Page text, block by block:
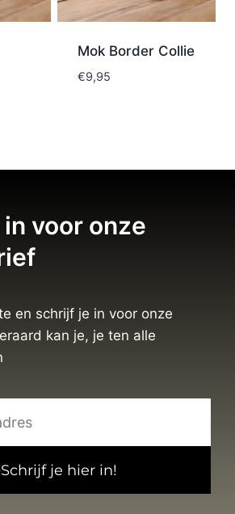
Mok Border Collie
€9,95
voor onze
en schrijf je in voor onze
kan je, je ten alle
Schrijf je hier in!